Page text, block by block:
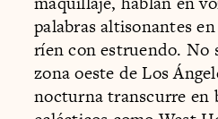
palabras altisonantes
ríen con estruendo. No
zona oeste de Los
nocturna transcurre en